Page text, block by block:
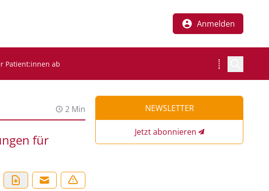
Anmelden
Patient:innen ab
2 Min
für
NEWSLETTER
Jetzt abonnieren